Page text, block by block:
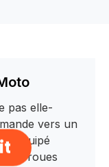
pas elle-
vers un
équipé
2-roues